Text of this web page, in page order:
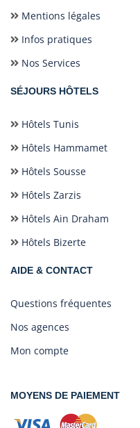
Mentions légales
Infos pratiques
Nos Services
SÉJOURS HÔTELS
Hôtels Tunis
Hôtels Hammamet
Hôtels Sousse
Hôtels Zarzis
Hôtels Ain Draham
Hôtels Bizerte
AIDE & CONTACT
Questions fréquentes
Nos agences
Mon compte
MOYENS DE PAIEMENT